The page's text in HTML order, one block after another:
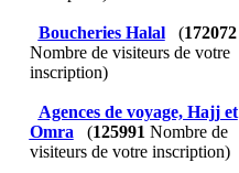
Boucheries Halal (172072
Nombre de visiteurs de votre
inscription)
Agences de voyage, Hajj et
Omra
(125991 Nombre de
visiteurs de votre inscription)